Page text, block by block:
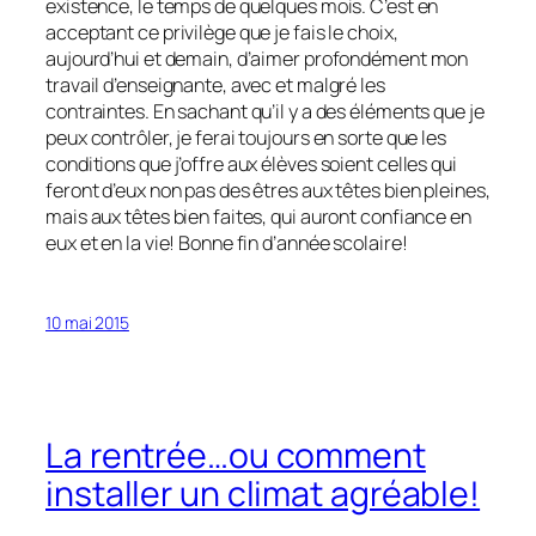
existence, le temps de quelques mois. C’est en
acceptant ce privilège que je fais le choix,
aujourd’hui et demain, d’aimer profondément mon
travail d’enseignante, avec et malgré les
contraintes. En sachant qu’il y a des éléments que je
peux contrôler, je ferai toujours en sorte que les
conditions que j’offre aux élèves soient celles qui
feront d’eux non pas des êtres aux têtes bien pleines,
mais aux têtes bien faites, qui auront confiance en
eux et en la vie! Bonne fin d’année scolaire!
10 mai 2015
La rentrée…ou comment
installer un climat agréable!